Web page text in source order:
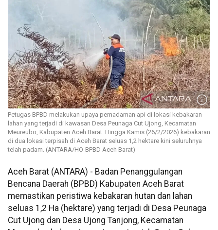
Petugas BPBD melakukan upaya pemadaman api di lokasi kebakaran
lahan yang terjadi di kawasan Desa Peunaga Cut Ujong, Kecamatan
Meureubo, Kabupaten Aceh Barat. Hingga Kamis (26/2/2026) kebakaran
di dua lokasi terpisah di Aceh Barat seluas 1,2 hektare kini seluruhnya
telah padam. (ANTARA/HO-BPBD Aceh Barat)
Aceh Barat (ANTARA) - Badan Penanggulangan
Bencana Daerah (BPBD) Kabupaten Aceh Barat
memastikan peristiwa kebakaran hutan dan lahan
seluas 1,2 Ha (hektare) yang terjadi di Desa Peunaga
Cut Ujong dan Desa Ujong Tanjong, Kecamatan